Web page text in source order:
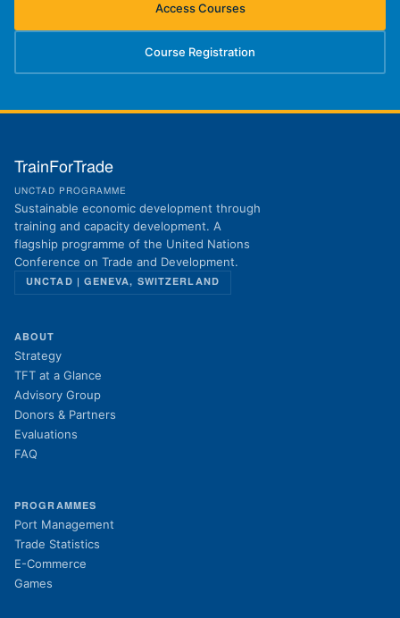
Access Courses
(opens in new tab)
Course Registration
(opens in new tab)
TrainForTrade
UNCTAD PROGRAMME
Sustainable economic development through
training and capacity development. A
flagship programme of the United Nations
Conference on Trade and Development.
UNCTAD | GENEVA, SWITZERLAND
ABOUT
Strategy
TFT at a Glance
Advisory Group
Donors & Partners
Evaluations
FAQ
PROGRAMMES
Port Management
Trade Statistics
E-Commerce
Games